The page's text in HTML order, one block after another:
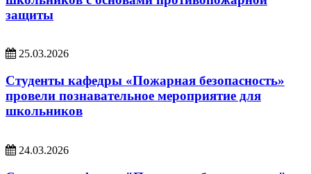
защиты
25.03.2026
Студенты кафедры «Пожарная безопасность»
провели познавательное мероприятие для
школьников
24.03.2026